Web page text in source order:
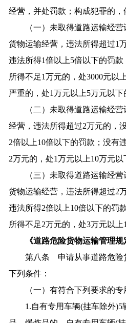
经营，并处罚款；构成犯罪的，
（一）未取得道路运输经营
货物运输经营，违法所得超过1
违法所得1倍以上5倍以下的罚
所得不足1万元的，处3000元以
严重的，处1万元以上5万元以下
（二）未取得道路运输经营
经营，违法所得超过2万元的，
2倍以上10倍以下的罚款；没有
2万元的，处1万元以上10万元以
（三）未取得道路运输经营
货物运输经营，违法所得超过2
违法所得2倍以上10倍以下的罚
所得不足2万元的，处3万元以上
《道路危险货物运输管理规
第八条 申请从事道路危险
下列条件：
（一）有符合下列要求的专
1.自有专用车辆(挂车除外)5